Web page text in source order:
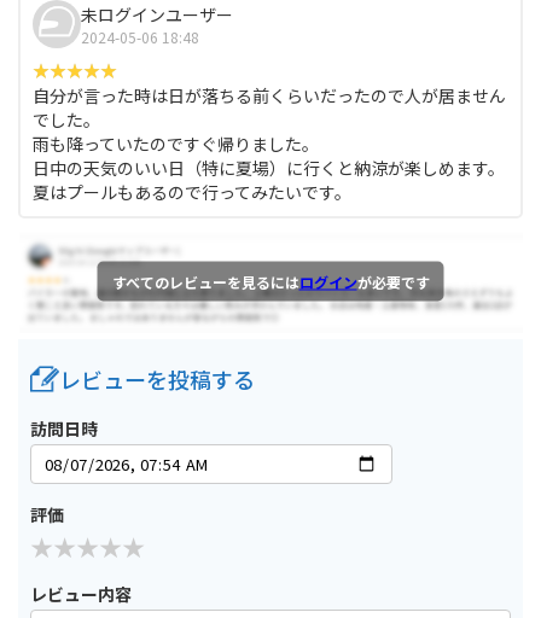
未ログインユーザー
2024-05-06 18:48
自分が言った時は日が落ちる前くらいだったので人が居ません
でした。
雨も降っていたのですぐ帰りました。
日中の天気のいい日（特に夏場）に行くと納涼が楽しめます。
夏はプールもあるので行ってみたいです。
すべてのレビューを見るにはログインが必要です
レビューを投稿する
訪問日時
評価
レビュー内容